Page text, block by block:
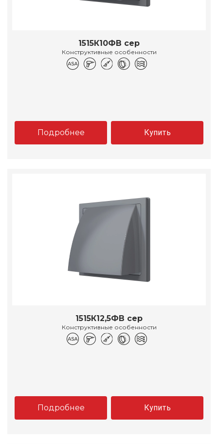
1515К10ФВ сер
Конструктивные особенности
Подробнее Купить
1515К12,5ФВ сер
Конструктивные особенности
Подробнее Купить